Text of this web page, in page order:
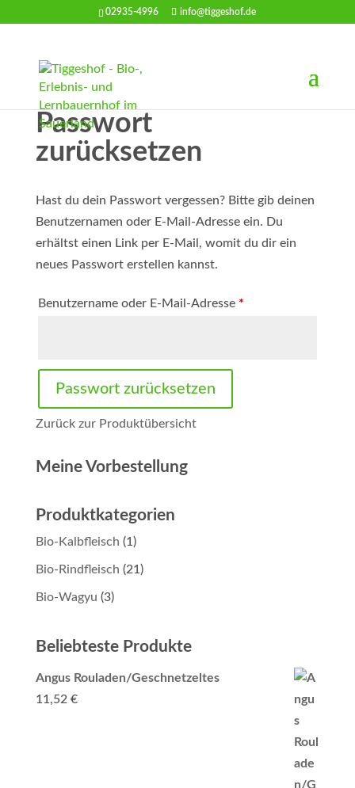
02935-4996 info@tiggeshof.de
Passwort
zurücksetzen
Hast du dein Passwort vergessen? Bitte gib deinen
Benutzernamen oder E-Mail-Adresse ein. Du
erhältst einen Link per E-Mail, womit du dir ein
neues Passwort erstellen kannst.
Benutzername oder E-Mail-Adresse *Erforderlich
Passwort zurücksetzen
Zurück zur Produktübersicht
Meine Vorbestellung
Produktkategorien
Bio-Kalbfleisch (1)
Bio-Rindfleisch (21)
Bio-Wagyu (3)
Beliebteste Produkte
Angus Rouladen/Geschnetzeltes
11,52 €